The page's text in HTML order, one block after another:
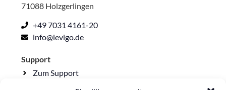
71088 Holzgerlingen
+49 7031 4161-20
info@levigo.de
Support
Zum Support